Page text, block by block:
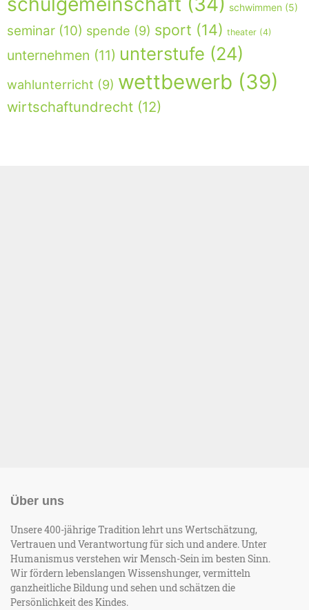
schwimmen (5)
seminar (10) spende (9) sport (14) theater (4)
unternehmen (11) unterstufe (24)
wahlunterricht (9) wettbewerb (39)
wirtschaftundrecht (12)
Über uns
Unsere 400-jährige Tradition lehrt uns Wertschätzung,
Vertrauen und Verantwortung für sich und andere. Unter
Humanismus verstehen wir Mensch-Sein im besten Sinn.
Wir fördern lebenslangen Wissenshunger, vermitteln
ganzheitliche Bildung und sehen und schätzen die
Persönlichkeit des Kindes.